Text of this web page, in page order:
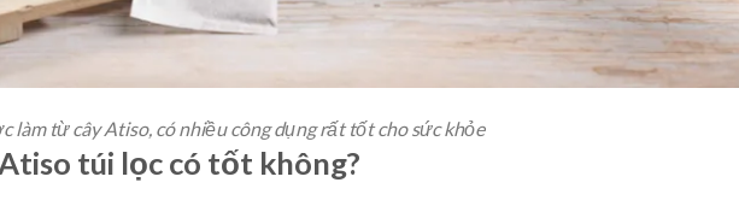
làm từ cây Atiso, có nhiều công dụng rất tốt cho sức khỏe
túi lọc có tốt không?